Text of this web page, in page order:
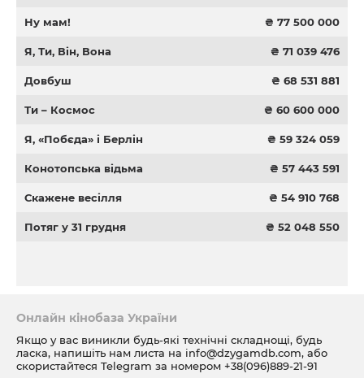
Ну мам! ₴ 77 500 000
Я, Ти, Він, Вона ₴ 71 039 476
Довбуш ₴ 68 531 881
Ти – Космос ₴ 60 600 000
Я, «Побєда» і Берлін ₴ 59 324 059
Конотопська відьма ₴ 57 443 591
Скажене весілля ₴ 54 910 768
Потяг у 31 грудня ₴ 52 048 550
Онлайн кінобаза України
Якщо у вас виникли будь-які технічні складнощі, будь
ласка, напишіть нам листа на info@dzygamdb.com, або
скористайтеся Telegram за номером +38(096)889-21-91